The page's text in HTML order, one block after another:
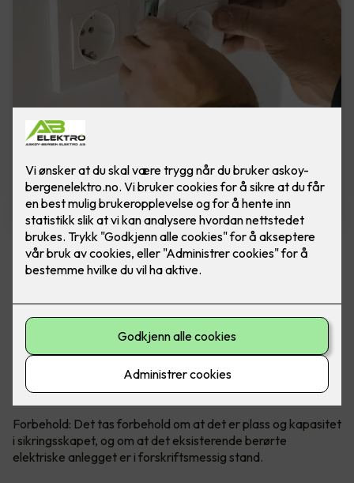
Installasjon av ny kurs 16A og
stikkontakt
Installasjon av ny kurs, inkludert stikkontakt og
kabel på inntil 15 meter.
Installasjon av ny kurs 16A, inkludert stikkontakt og kabel på
inntil 15 meter.
Forbehold: Det tas forbehold om at det er plass og kapasitet
i sikringsskapet, og om at det eksisterende berørte
elektriske anlegget er i forskriftsmessig stand.